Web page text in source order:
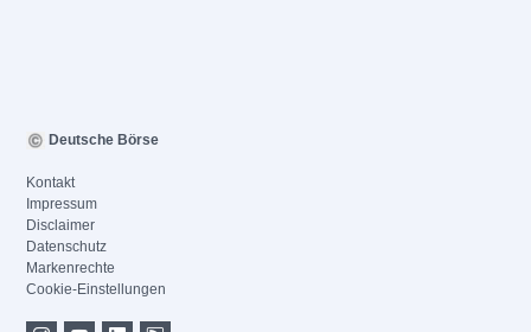
Deutsche Börse
Kontakt
Impressum
Disclaimer
Datenschutz
Markenrechte
Cookie-Einstellungen